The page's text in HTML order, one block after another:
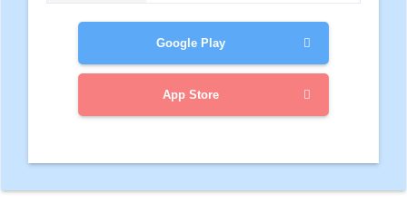
Google Play
App Store